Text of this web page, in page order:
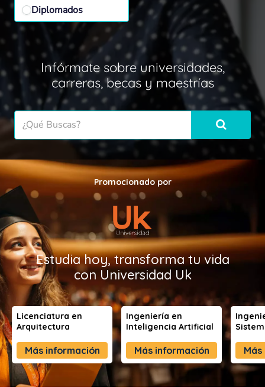
Diplomados
Infórmate sobre universidades,
carreras, becas y maestrías
Promocionado por
Estudia hoy, transforma tu vida
con Universidad Uk
Licenciatura en
Arquitectura
Más información
Ingeniería en
Inteligencia Artificial
Más información